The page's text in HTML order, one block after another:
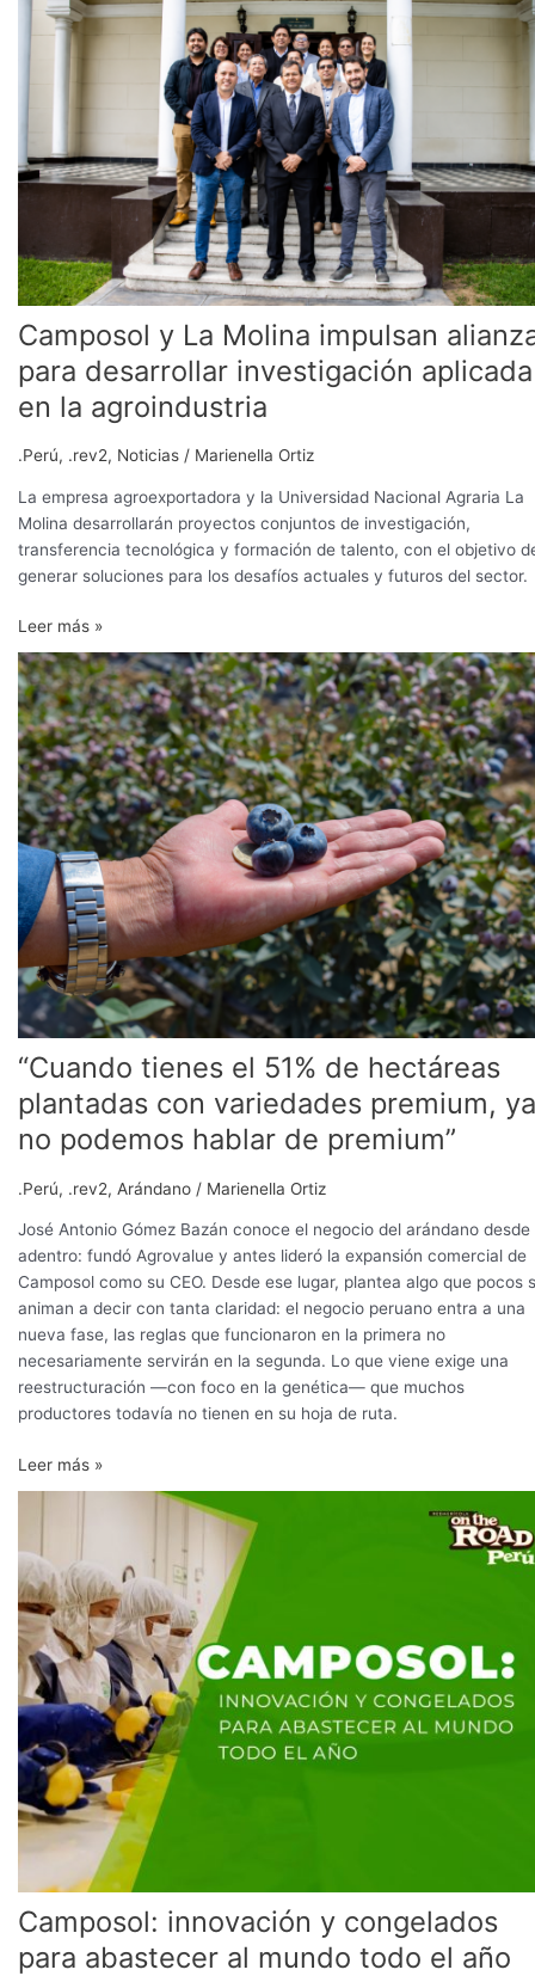
Camposol y La Molina impulsan
para desarrollar investigación aplicada
en la agroindustria
.Perú, .rev2, Noticias / Marienella Ortiz
La empresa agroexportadora y la Universidad Nacional Agraria La
Molina desarrollarán proyectos conjuntos de investigación,
transferencia tecnológica y formación de talento, con el objetivo
generar soluciones para los desafíos actuales y futuros del sector.
Molina
investigación
la
agroindustria
Leer más »
“Cuando tienes el 51% de hectáreas
plantadas con variedades premium, ya
no podemos hablar de premium”
.Perú, .rev2, Arándano / Marienella Ortiz
José Antonio Gómez Bazán conoce el negocio del arándano desde
adentro: fundó Agrovalue y antes lideró la expansión comercial de
Camposol como su CEO. Desde ese lugar, plantea algo que pocos
animan a decir con tanta claridad: el negocio peruano entra a una
nueva fase, las reglas que funcionaron en la primera no
necesariamente servirán en la segunda. Lo que viene exige una
reestructuración —con foco en la genética— que muchos
productores todavía no tienen en su hoja de ruta.
“Cuando
tienes
el
51%
de
hectáreas
plantadas
con
variedades
premium,
ya
no
podemos
hablar
de
premium”
Leer más »
Camposol: innovación y congelados
para abastecer al mundo todo el año
y
congelados
para
abastecer
al
mundo
todo
año